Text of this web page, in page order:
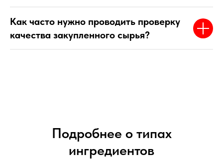
Как часто нужно проводить проверку
качества закупленного сырья?
Подробнее о типах
ингредиентов